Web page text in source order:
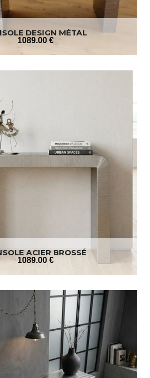
DESIGN MÉTAL
1089.00 €
ACIER BROSSÉ
1089.00 €